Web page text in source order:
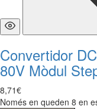
Convertidor
80V Mòdul
8,71€
Només en queden 8 en